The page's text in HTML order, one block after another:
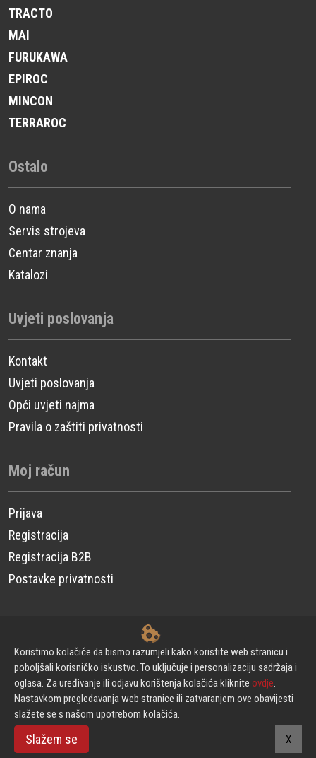
TRACTO
MAI
FURUKAWA
EPIROC
MINCON
TERRAROC
Ostalo
O nama
Servis strojeva
Centar znanja
Katalozi
Uvjeti poslovanja
Kontakt
Uvjeti poslovanja
Opći uvjeti najma
Pravila o zaštiti privatnosti
Moj račun
Prijava
Registracija
Registracija B2B
Koristimo kolačiće da bismo razumjeli kako koristite web stranicu i
poboljšali korisničko iskustvo. To uključuje i personalizaciju sadržaja i
oglasa. Za uređivanje ili odjavu korištenja kolačića kliknite ovdje.
Nastavkom pregledavanja web stranice ili zatvaranjem ove obavijesti
slažete se s našom upotrebom kolačića.
Slažem se X
Postavke privatnosti
© CP Power Technique d.o.o. - Sva prava pridržana.
Izrada web stranica